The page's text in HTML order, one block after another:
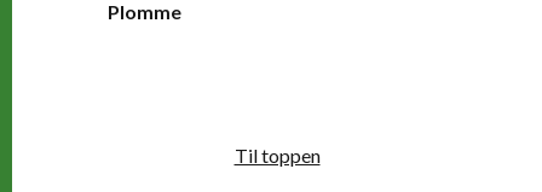
Plomme
Til toppen